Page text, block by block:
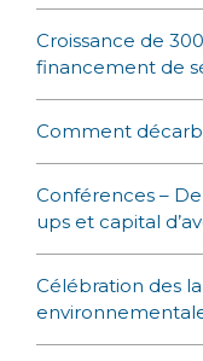
Croissance de
financement de
Comment
Conférences –
ups et capital
Célébration des